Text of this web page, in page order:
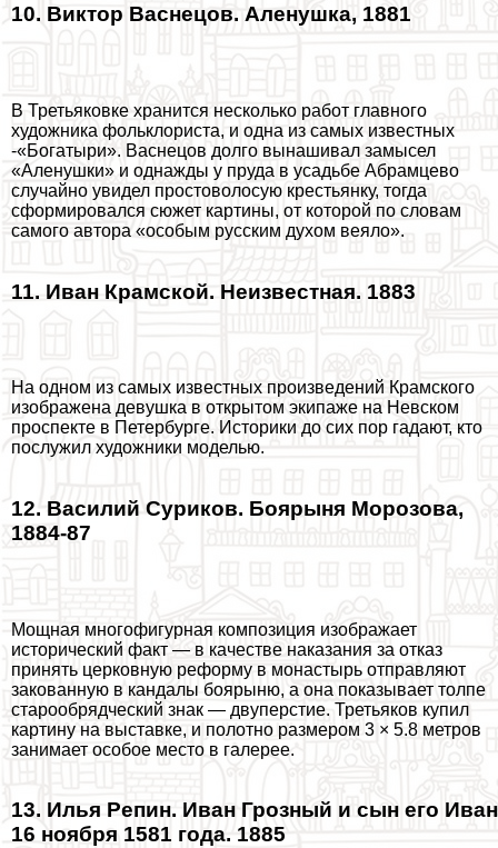
10. Виктор Васнецов. Аленушка, 1881
В Третьяковке хранится несколько работ главного
художника фольклориста, и одна из самых известных
-«Богатыри». Васнецов долго вынашивал замысел
«Аленушки» и однажды у пруда в усадьбе Абрамцево
случайно увидел простоволосую крестьянку, тогда
сформировался сюжет картины, от которой по словам
самого автора «особым русским духом веяло».
11. Иван Крамской. Неизвестная. 1883
На одном из самых известных произведений Крамского
изображена дeвyшка в открытом экипаже на Невском
проспекте в Петербурге. Историки до сих пор гадают, кто
послужил художники моделью.
12. Василий Суриков. Боярыня Морозова,
1884-87
Мощная многофигурная композиция изображает
исторический факт — в качестве наказания за отказ
принять церковную реформу в монастырь отправляют
закованную в кандалы боярыню, а она показывает толпе
старообрядческий знак — двуперстие. Третьяков купил
картину на выставке, и полотно размером 3 × 5.8 метров
занимает особое место в галерее.
13. Илья Репин. Иван Грозный и сын его Иван
16 ноября 1581 года. 1885